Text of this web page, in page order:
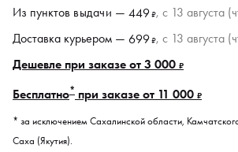
Из пунктов выдачи — 449₽, c 13 августа
Доставка курьером — 699₽, c 13 августа
Дешевле при заказе от 3 000 ₽
Бесплатно* при заказе от 11 000 ₽
* за исключением Сахалинской области,
Саха (Якутия).